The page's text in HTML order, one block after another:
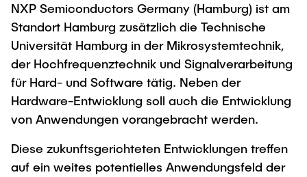
NXP Semiconductors Germany (Hamburg) ist am
Standort Hamburg zusätzlich die Technische
Universität Hamburg in der Mikrosystemtechnik,
der Hochfrequenztechnik und Signalverarbeitung
für Hard- und Software tätig. Neben der
Hardware-Entwicklung soll auch die Entwicklung
von Anwendungen vorangebracht werden.
Diese zukunftsgerichteten Entwicklungen treffen
auf ein weites potentielles Anwendungsfeld der